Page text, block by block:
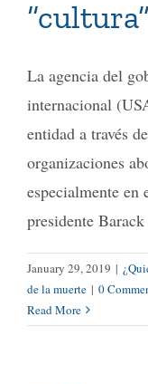
La agencia del
internacional
entidad a través
organizaciones
especialmente
presidente
January 29, 2019 |
de la muerte | 0
Read More